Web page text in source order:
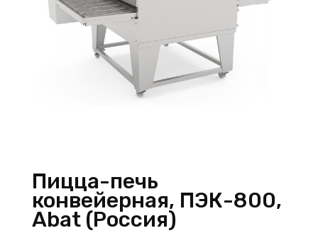
Пицца-печь
конвейерная, ПЭК-800,
Abat (Россия)